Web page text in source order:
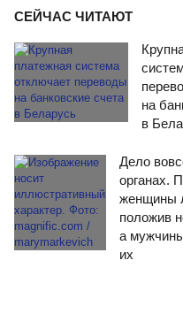
СЕЙЧАС ЧИТАЮТ
на
в
Дело
органах.
женщины
положив
а
их